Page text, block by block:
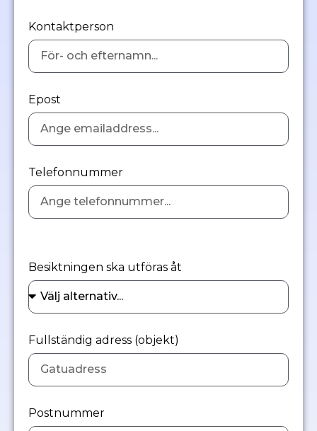
Kontaktperson
Epost
Telefonnummer
Besiktningen ska utföras åt
Fullständig adress (objekt)
Postnummer